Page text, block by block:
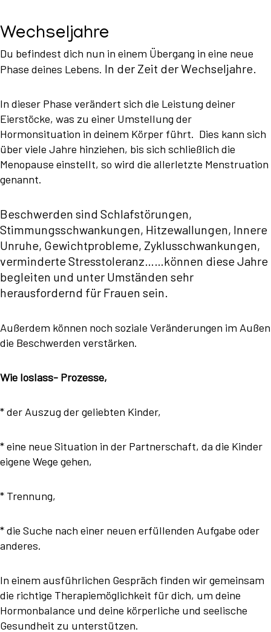
Wechseljahre
Du befindest dich nun in einem Übergang in eine neue
Phase deines Lebens. In der Zeit der Wechseljahre.
In dieser Phase verändert sich die Leistung deiner
Eierstöcke, was zu einer Umstellung der
Hormonsituation in deinem Körper führt. Dies kann sich
über viele Jahre hinziehen, bis sich schließlich die
Menopause einstellt, so wird die allerletzte Menstruation
genannt.
Beschwerden sind Schlafstörungen,
Stimmungsschwankungen, Hitzewallungen, Innere
Unruhe, Gewichtprobleme, Zyklusschwankungen,
verminderte Stresstoleranz……können diese Jahre
begleiten und unter Umständen sehr
herausfordernd für Frauen sein.
Außerdem können noch soziale Veränderungen im Außen
die Beschwerden verstärken.
Wie loslass- Prozesse,
* der Auszug der geliebten Kinder,
* eine neue Situation in der Partnerschaft, da die Kinder
eigene Wege gehen,
* Trennung,
* die Suche nach einer neuen erfüllenden Aufgabe oder
anderes.
In einem ausführlichen Gespräch finden wir gemeinsam
die richtige Therapiemöglichkeit für dich, um deine
Hormonbalance und deine körperliche und seelische
Gesundheit zu unterstützen.